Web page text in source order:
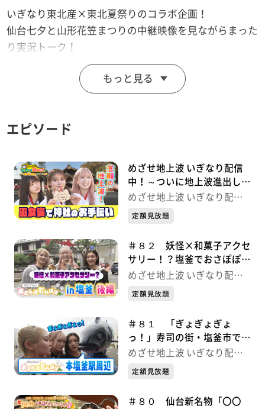
いぎなり東北産×東北夏祭りのコラボ企画！
仙台七夕と山形花笠まつりの中継映像を見ながらまった
り実況トーク！
今年の夏はいぎなり東北産と一緒に東北の祭りを思いっ
〇8月5日（月）よる7時頃から生配信
・山形花笠まつり
・いぎなり“生”配信中！おうちでまったり仙台七夕＆山
形花笠SP
・仙台七夕まつり
・いぎなり“生”配信中！おうちでまったり仙台七夕まつ
りＳＰ
もっと見る
エピソード
めざせ地上波 いぎなり配信
中！～ついに地上波進出しち
ゃいましたSP～
めざせ地上波 いぎなり配信
中！
定額見放題
＃８２ 妖怪×和菓子アクセ
サリー！？塩釜でおさぽぽ
いぎなり配信中！
めざせ地上波 いぎなり配信
中！
定額見放題
＃８１ 「ぎょぎょぎょ
っ！」寿司の街・塩釜市でお
さぽぽ♪ いぎなり配信中！
めざせ地上波 いぎなり配信
中！
定額見放題
＃８０ 仙台新名物「〇〇